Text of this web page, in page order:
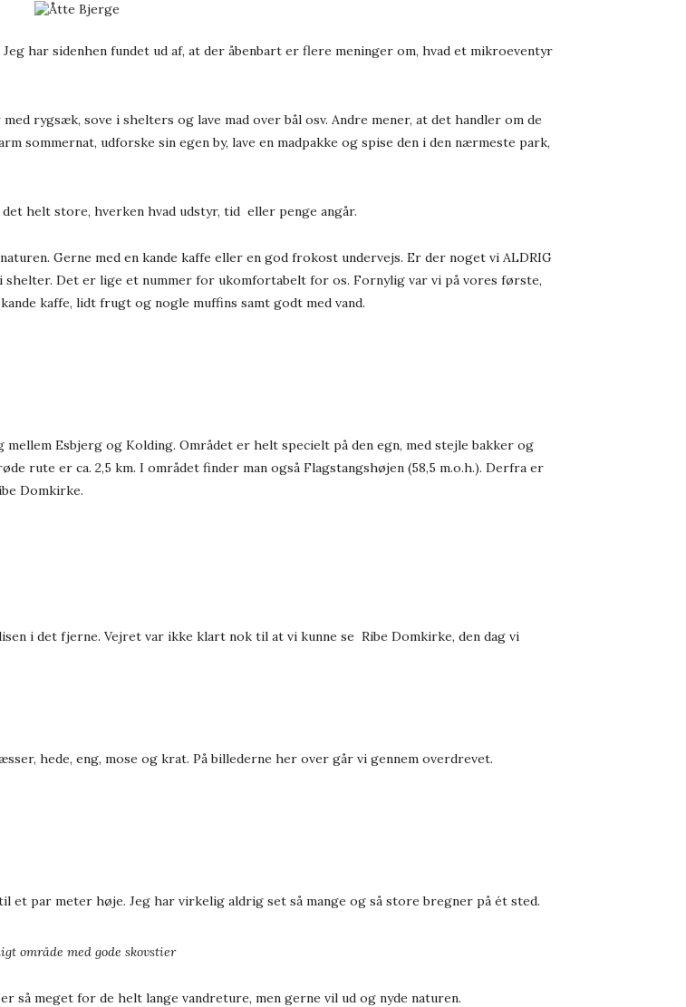
har sidenhen fundet ud af, at der åbenbart er flere meninger om, hvad et mikroeventyr
rygsæk, sove i shelters og lave mad over bål osv. Andre mener, at det handler om de
sommernat, udforske sin egen by, lave en madpakke og spise den i den nærmeste park,
helt store, hverken hvad udstyr, tid eller penge angår.
Gerne med en kande kaffe eller en god frokost undervejs. Er der noget vi ALDRIG
Det er lige et nummer for ukomfortabelt for os. Fornylig var vi på vores første,
kaffe, lidt frugt og nogle muffins samt godt med vand.
Esbjerg og Kolding. Området er helt specielt på den egn, med stejle bakker og
rute er ca. 2,5 km. I området finder man også Flagstangshøjen (58,5 m.o.h.). Derfra er
Domkirke.
i det fjerne. Vejret var ikke klart nok til at vi kunne se Ribe Domkirke, den dag vi
hede, eng, mose og krat. På billederne her over går vi gennem overdrevet.
par meter høje. Jeg har virkelig aldrig set så mange og så store bregner på ét sted.
område med gode skovstier
så meget for de helt lange vandreture, men gerne vil ud og nyde naturen.